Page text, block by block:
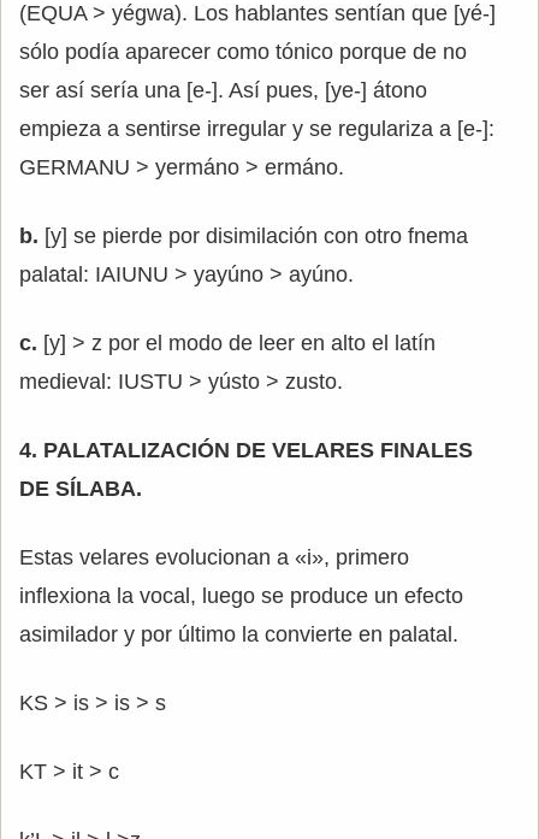
(EQUA > yégwa). Los hablantes sentían que [yé-]
sólo podía aparecer como tónico porque de no
ser así sería una [e-]. Así pues, [ye-] átono
empieza a sentirse irregular y se regulariza a [e-]:
GERMANU > yermáno > ermáno.
b. [y] se pierde por disimilación con otro fnema
palatal: IAIUNU > yayúno > ayúno.
c. [y] > z por el modo de leer en alto el latín
medieval: IUSTU > yústo > zusto.
4. PALATALIZACIÓN DE VELARES FINALES
DE SÍLABA.
Estas velares evolucionan a «i», primero
inflexiona la vocal, luego se produce un efecto
asimilador y por último la convierte en palatal.
KS > is > is > s
KT > it > c